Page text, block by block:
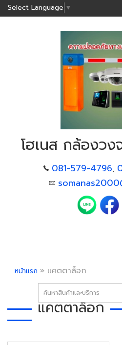
Select Language ▼
โฮเนส กล้องว
081-579-4796,
หน้าแรก » แคตตาล็อก
แคตตาล็อก